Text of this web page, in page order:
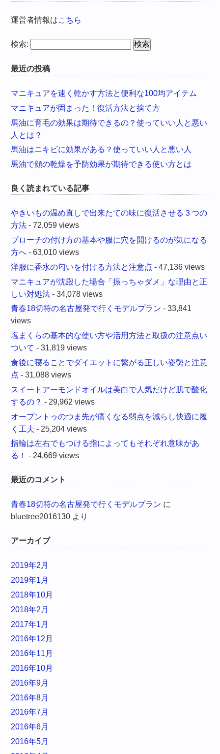
運営者情報はこちら
検索:
最近の投稿
マニキュアを速く乾かす方法と便利な100均アイテム
マニキュアが固まった！復活方法と捨て方
馬油に育毛の効果は期待できるの？使っていい人と悪い
人とは？
馬油はニキビに効果がある？使っていい人と悪い人
馬油で顔の乾燥を予防効果が期待できる使い方とは
良く読まれている記事
やきいもの温め直しで出来たての味に復活させる３つの
方法 - 72,059 views
ブローチの付け方の基本や服に穴を開けるのが気になる
方へ - 63,010 views
洋服に香水の匂いを付ける方法と注意点 - 47,136 views
マニキュアが沈殿した場合「振っちゃダメ」な理由と正
しい対処法 - 34,078 views
青春18切符の名古屋発で行くモデルプラン - 33,841
views
塩まくらの基本的な使い方や活用方法と取扱の注意点い
ついて - 31,819 views
食後に寝ることでダイエットに繋がる正しい姿勢と注意
点 - 31,088 views
スイートアーモンドオイルは美白で人気だけど肌で酸化
するの？ - 29,962 views
オープントゥのつま先が痛くなる弱点を減らし快適に履
く工夫 - 25,204 views
指輪は左右でもつける指によってもそれぞれ意味があ
る！
- 24,669 views
最近のコメント
青春18切符の名古屋発で行くモデルプラン に
bluetree2016130 より
アーカイブ
2019年2月
2019年1月
2018年10月
2018年2月
2017年1月
2016年12月
2016年11月
2016年10月
2016年9月
2016年8月
2016年7月
2016年6月
2016年5月